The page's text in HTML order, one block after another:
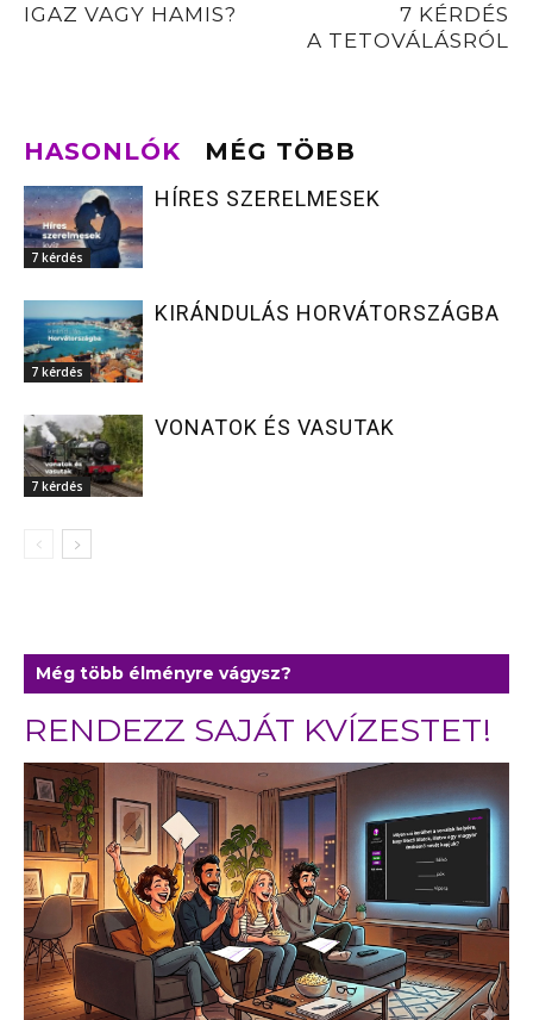
IGAZ VAGY HAMIS?
7 KÉRDÉS
A TETOVÁLÁSRÓL
HASONLÓK MÉG TÖBB
7 kérdés
HÍRES SZERELMESEK
7 kérdés
KIRÁNDULÁS HORVÁTORSZÁGBA
7 kérdés
VONATOK ÉS VASUTAK
Még több élményre vágysz?
RENDEZZ SAJÁT KVÍZESTET!